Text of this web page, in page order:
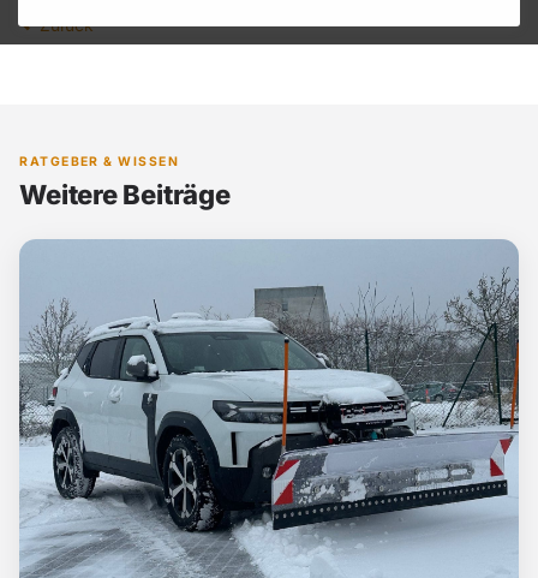
Zurück
RATGEBER & WISSEN
Weitere Beiträge